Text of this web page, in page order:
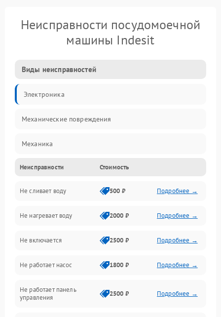
Неисправности посудомоечной
машины Indesit
Виды неисправностей
Электроника
Механические повреждения
Механика
Управление
Электропитание
Датчики
Нагрев
Вода
Гигиена
Неисправности Стоимость
Не сливает воду 500 ₽ Подробнее →
Не нагревает воду 2000 ₽ Подробнее →
Не включается 2500 ₽ Подробнее →
Не работает насос 1800 ₽ Подробнее →
Не работает панель
управления
2500 ₽ Подробнее →